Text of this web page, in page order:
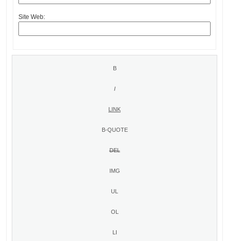
Site Web: